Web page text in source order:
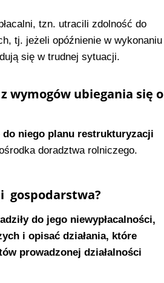
tzn. utracili zdolność do
tj. jeżeli opóźnienie w wykonaniu
się w trudnej sytuacji.
wymogów ubiegania się o
do niego planu restrukturyzacji
doradztwa rolniczego.
gospodarstwa?
do jego niewypłacalności,
i opisać działania, które
prowadzonej działalności